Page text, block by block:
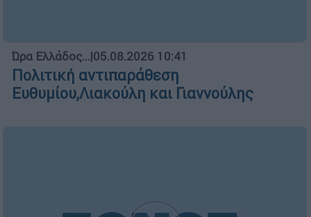
Ώρα Ελλάδος...|05.08.2026 10:41
Πολιτική αντιπαράθεση
Ευθυμίου,Λιακούλη και Γιαννούλης